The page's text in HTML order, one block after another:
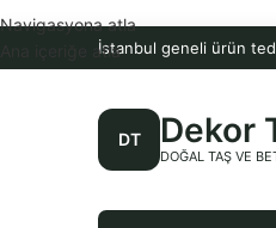
İstanbul geneli ürün
DT Dekor
DOĞAL TAŞ VE
Navigasyona atla
Ana içeriğe atla